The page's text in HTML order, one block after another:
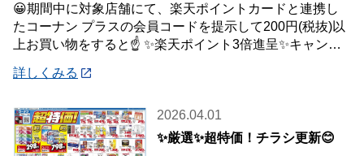
😀期間中に対象店舗にて、楽天ポイントカードと連携し
たコーナン プラスの会員コードを提示して200円(税抜)以
上お買い物をすると☝️ ✨楽天ポイント3倍進呈✨キャンペ
詳しくみる
2026.04.01
✨厳選✨超特価！チラシ更新😊